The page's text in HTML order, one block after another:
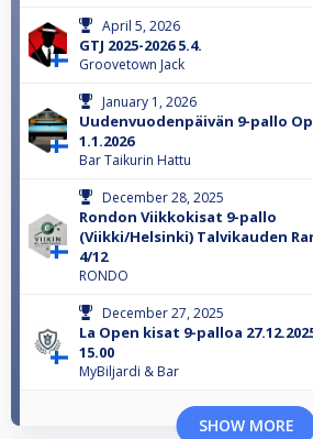
April 5, 2026
GTJ 2025-2026 5.4.
Groovetown Jack
January 1, 2026
Uudenvuodenpäivän 9-pallo
1.1.2026
Bar Taikurin Hattu
December 28, 2025
Rondon Viikkokisat 9-pallo
(Viikki/Helsinki) Talvikauden
4/12
RONDO
December 27, 2025
La Open kisat 9-palloa
15.00
MyBiljardi & Bar
SHOW MORE